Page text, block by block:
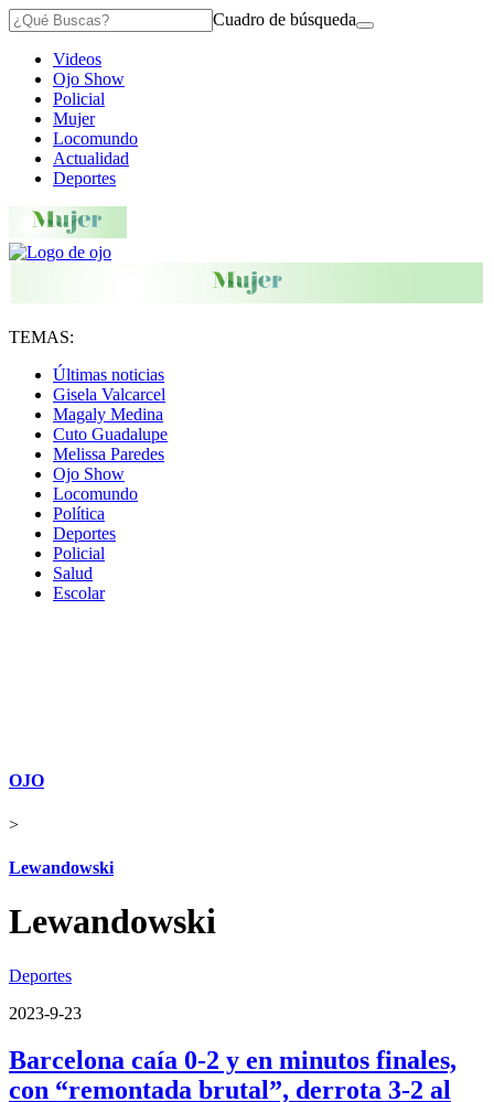
Cuadro de búsqueda
Videos
Ojo Show
Policial
Mujer
Locomundo
Actualidad
Deportes
TEMAS:
Últimas noticias
Gisela Valcarcel
Magaly Medina
Cuto Guadalupe
Melissa Paredes
Ojo Show
Locomundo
Política
Deportes
Policial
Salud
Escolar
OJO
>
Lewandowski
Lewandowski
Deportes
2023-9-23
Barcelona caía 0-2 y en minutos finales,
con “remontada brutal”, derrota 3-2 al